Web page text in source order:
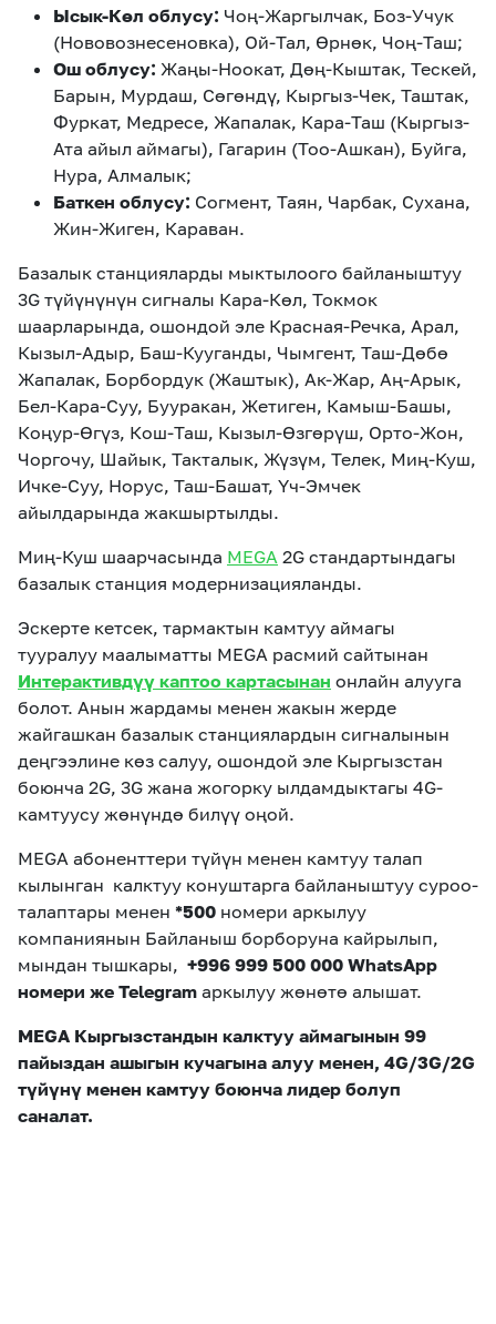
Ысык-Көл облусу: Чоң-Жаргылчак, Боз-Учук
(Нововознесеновка), Ой-Тал, Өрнөк, Чоң-Таш;
Ош облусу: Жаңы-Ноокат, Дөң-Кыштак, Тескей,
Барын, Мурдаш, Сөгөндү, Кыргыз-Чек, Таштак,
Фуркат, Медресе, Жапалак, Кара-Таш (Кыргыз-
Ата айыл аймагы), Гагарин (Тоо-Ашкан), Буйга,
Нура, Алмалык;
Баткен облусу: Согмент, Таян, Чарбак, Сухана,
Жин-Жиген, Караван.
Базалык станцияларды мыктылоого байланыштуу
3G түйүнүнүн сигналы Кара-Көл, Токмок
шаарларында, ошондой эле Красная-Речка, Арал,
Кызыл-Адыр, Баш-Кууганды, Чымгент, Таш-Дөбө
Жапалак, Борбордук (Жаштык), Ак-Жар, Аң-Арык,
Бел-Кара-Суу, Бууракан, Жетиген, Камыш-Башы,
Коңур-Өгүз, Кош-Таш, Кызыл-Өзгөрүш, Орто-Жон,
Чоргочу, Шайык, Такталык, Жүзүм, Телек, Миң-Куш,
Ичке-Суу, Норус, Таш-Башат, Үч-Эмчек
айылдарында жакшыртылды.
Миң-Куш шаарчасында MEGA 2G стандартындагы
базалык станция модернизацияланды.
Эскерте кетсек, тармактын камтуу аймагы
тууралуу маалыматты MEGA расмий сайтынан
Интерактивдүү каптоо картасынан онлайн алууга
болот. Анын жардамы менен жакын жерде
жайгашкан базалык станциялардын сигналынын
деңгээлине көз салуу, ошондой эле Кыргызстан
боюнча 2G, 3G жана жогорку ылдамдыктагы 4G-
камтуусу жөнүндө билүү оңой.
MEGA абоненттери түйүн менен камтуу талап
кылынган калктуу конуштарга байланыштуу суроо-
талаптары менен *500 номери аркылуу
компаниянын Байланыш борборуна кайрылып,
мындан тышкары, +996 999 500 000 WhatsApp
номери же Telegram аркылуу жөнөтө алышат.
MEGA Кыргызстандын калктуу аймагынын 99
пайыздан ашыгын кучагына алуу менен, 4G/3G/2G
түйүнү менен камтуу боюнча лидер болуп
саналат.